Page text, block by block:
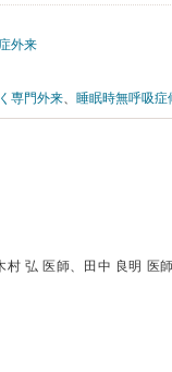
外来
専門外来、 睡眠時無呼吸
村 弘 医師、田中 良明 医師